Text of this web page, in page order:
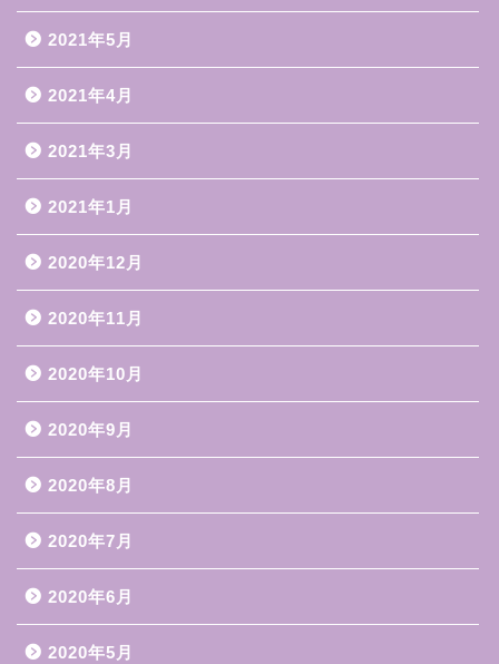
2021年5月
2021年4月
2021年3月
2021年1月
2020年12月
2020年11月
2020年10月
2020年9月
2020年8月
2020年7月
2020年6月
2020年5月